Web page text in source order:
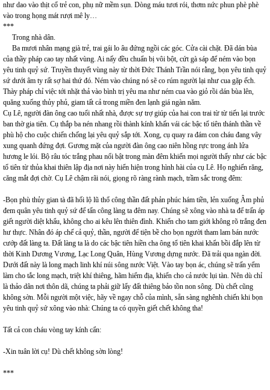
như dao vào thịt cổ trẻ con, phụ nữ mềm sụn. Dòng máu tươi rói, thơm nức phun phè phè
vào trong họng mát rượi mê ly…
***
Trong nhà dân.
Ba mươi nhân mạng già trẻ, trai gái lo âu đứng ngồi các góc. Cửa cài chặt. Đã dán bùa
của thầy pháp cao tay nhất vùng. Ai nấy đều chuẩn bị vôi bột, cứt gà sáp để ném vào bọn
yêu tinh quỷ sứ. Truyền thuyết vùng này từ thời Đức Thánh Trần nói rằng, bọn yêu tinh quỷ
sứ dưới âm ty rất sợ hai thứ đó. Ném vào chúng nó sẽ co rúm người lại như cua gặp ếch.
Thày pháp chỉ việc tới nhặt thả vào bình trị yêu ma như ném cua vào giỏ rồi dán bùa lên,
quăng xuống thủy phủ, giam tất cả trong miền đen lạnh giá ngàn năm.
Cụ Lê, người đàn ông cao tuổi nhất nhà, được sự trợ giúp của hai con trai từ từ tiến lại trước
ban thờ gia tiên. Cụ thắp ba nén nhang rồi thành kính khấn vái các bậc tổ tiên thánh thần về
phù hộ cho cuộc chiến chống lại yêu quỷ sắp tới. Xong, cụ quay ra đám con cháu đang vây
xung quanh đứng đợi. Gương mặt của người đàn ông cao niên hồng rực trong ánh lửa
hương le lói. Bộ râu tóc trắng phau nổi bật trong màn đêm khiến mọi người thấy như các bậc
tổ tiên từ thủa khai thiên lập địa nơi này hiển hiện trong hình hài của cụ Lê. Họ nghiến răng,
căng mắt đợi chờ. Cụ Lê chậm rãi nói, giọng rõ ràng rành mạch, trầm sắc trong đêm:
-Bọn phù thủy gian tà đã hối lộ lũ thổ công thần đất phản phúc hám tiền, lẻn xuống Âm phủ
đem quân yêu tinh quỷ sứ để tấn công làng ta đêm nay. Chúng sẽ xông vào nhà ta để trấn áp
giết người diệt khẩu, không cho ai kêu lên thiên đình. Khiến cho tam giới không rõ trắng đen
hư thực. Nhân đó áp chế cả quỷ, thần, người để tiện bề cho bọn người tham lam bán nước
cướp đất làng ta. Đất làng ta là do các bậc tiên hiền cha ông tổ tiên khai khẩn bồi đắp lên từ
thời Kinh Dương Vương, Lạc Long Quân, Hùng Vương dựng nước. Đã trải qua ngàn đời.
Dưới đất này là long mạch linh khí núi sông nước Việt. Vào tay bọn ác, chúng sẽ trấn yểm
làm cho tắc long mạch, triệt khí thiêng, hãm hiểm địa, khiến cho cả nước lụi tàn. Nên dù chỉ
là thảo dân nơi thôn dã, chúng ta phải giữ lấy đất thiêng bảo tồn non sông. Dù chết cũng
không sờn. Mỗi người một việc, hãy về ngay chỗ của mình, sẵn sàng nghênh chiến khi bọn
yêu tinh quỷ sứ xông vào nhà: Chúng ta có quyền giết chết không tha!
Tất cả con cháu vòng tay kính cẩn:
-Xin tuân lời cụ! Dù chết không sờn lòng!
***